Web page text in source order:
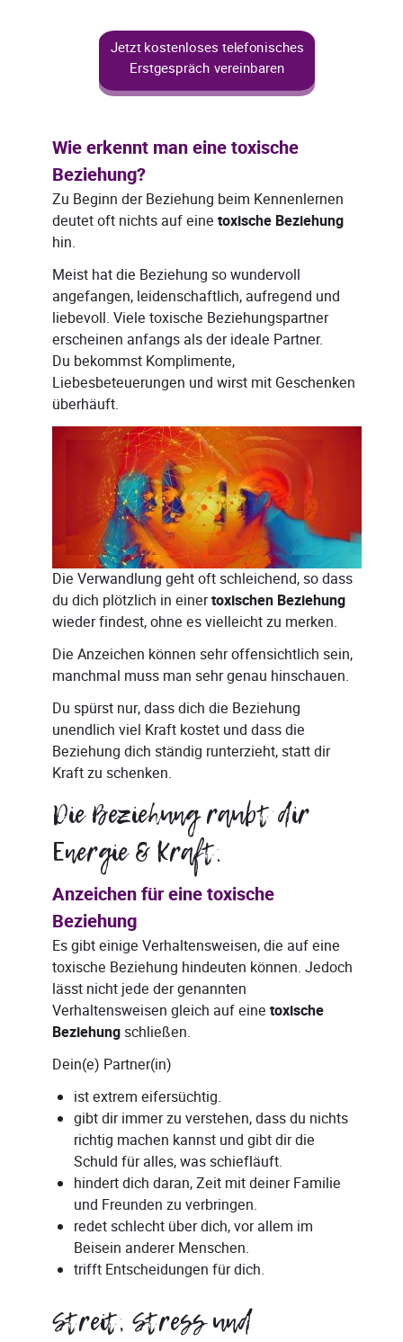
Jetzt kostenloses telefonisches
Erstgespräch vereinbaren
Wie erkennt man eine toxische
Beziehung?
Zu Beginn der Beziehung beim Kennenlernen
deutet oft nichts auf eine toxische Beziehung
hin.
Meist hat die Beziehung so wundervoll
angefangen, leidenschaftlich, aufregend und
liebevoll. Viele toxische Beziehungspartner
erscheinen anfangs als der ideale Partner.
Du bekommst Komplimente,
Liebesbeteuerungen und wirst mit Geschenken
überhäuft.
Die Verwandlung geht oft schleichend, so dass
du dich plötzlich in einertoxischen Beziehung
wieder findest, ohne es vielleicht zu merken.
Die Anzeichen können sehr offensichtlich sein,
manchmal muss man sehr genau hinschauen.
Du spürst nur, dass dich die Beziehung
unendlich viel Kraft kostet und dass die
Beziehung dich ständig runterzieht, statt dir
Kraft zu schenken.
Die Beziehung raubt dir
Energie & Kraft.
Anzeichen für eine toxische
Beziehung
Es gibt einige Verhaltensweisen, die auf eine
toxische Beziehung hindeuten können. Jedoch
lässt nicht jede der genannten
Verhaltensweisen gleich auf eine toxische
Beziehungschließen.
Dein(e) Partner(in)
ist extrem eifersüchtig.
gibt dir immer zu verstehen, dass du nichts
richtig machen kannst und gibt dir die
Schuld für alles, was schiefläuft.
hindert dich daran, Zeit mit deiner Familie
und Freunden zu verbringen.
redet schlecht über dich, vor allem im
Beisein anderer Menschen.
trifft Entscheidungen für dich.
Streit, Stress und